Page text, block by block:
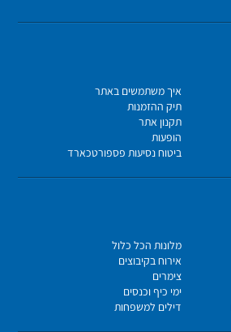
איך משתמשים באתר
תיק ההזמנות
תקנון אתר
הופעות
ביטוח נסיעות פספורטכארד
מלונות הכל כלול
אירוח בקיבוצים
צימרים
ימי כיף וכנסים
דילים למשפחות